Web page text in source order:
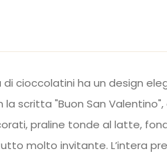
cioccolatini ha un design
la scritta "Buon San
praline tonde al latte,
molto invitante. L’intera